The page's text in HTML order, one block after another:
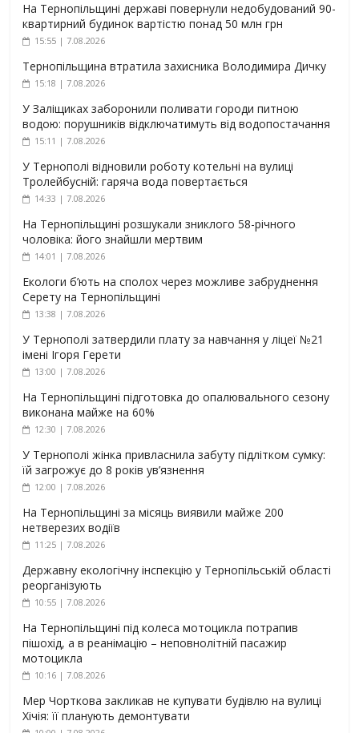
На Тернопільщині державі повернули недобудований 90-
квартирний будинок вартістю понад 50 млн грн
15:55 | 7.08.2026
Тернопільщина втратила захисника Володимира Дичку
15:18 | 7.08.2026
У Заліщиках заборонили поливати городи питною
водою: порушників відключатимуть від водопостачання
15:11 | 7.08.2026
У Тернополі відновили роботу котельні на вулиці
Тролейбусній: гаряча вода повертається
14:33 | 7.08.2026
На Тернопільщині розшукали зниклого 58-річного
чоловіка: його знайшли мертвим
14:01 | 7.08.2026
Екологи б’ють на сполох через можливе забруднення
Серету на Тернопільщині
13:38 | 7.08.2026
У Тернополі затвердили плату за навчання у ліцеї №21
імені Ігоря Герети
13:00 | 7.08.2026
На Тернопільщині підготовка до опалювального сезону
виконана майже на 60%
12:30 | 7.08.2026
У Тернополі жінка привласнила забуту підлітком сумку:
їй загрожує до 8 років ув’язнення
12:00 | 7.08.2026
На Тернопільщині за місяць виявили майже 200
нетверезих водіїв
11:25 | 7.08.2026
Державну екологічну інспекцію у Тернопільській області
реорганізують
10:55 | 7.08.2026
На Тернопільщині під колеса мотоцикла потрапив
пішохід, а в реанімацію – неповнолітній пасажир
мотоцикла
10:16 | 7.08.2026
Мер Чорткова закликав не купувати будівлю на вулиці
Хічія: її планують демонтувати